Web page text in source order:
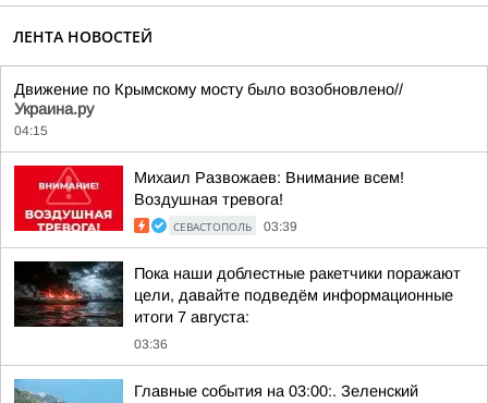
ЛЕНТА НОВОСТЕЙ
Движение по Крымскому мосту было возобновлено//
Украина.ру
04:15
Михаил Развожаев: Внимание всем!
Воздушная тревога!
СЕВАСТОПОЛЬ 03:39
Пока наши доблестные ракетчики поражают
цели, давайте подведём информационные
итоги 7 августа:
03:36
Главные события на 03:00:. Зеленский